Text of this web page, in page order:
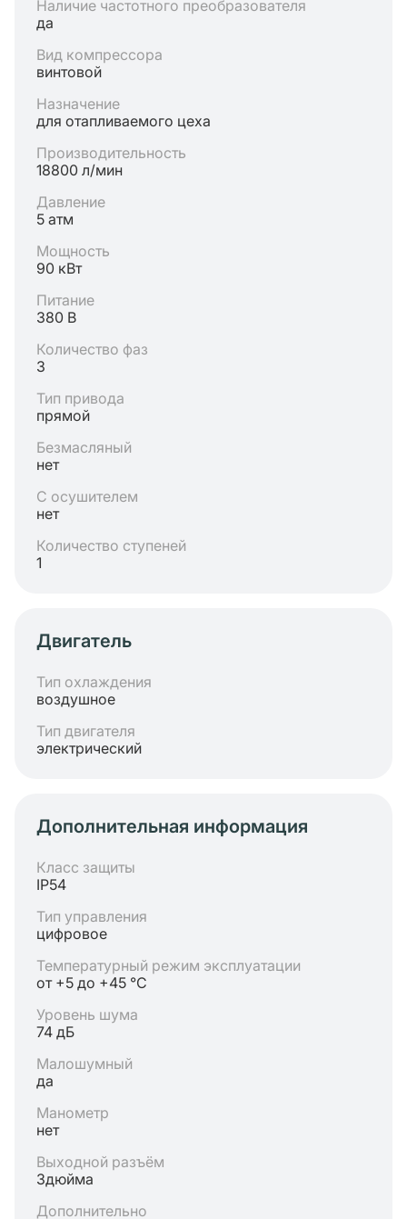
Наличие частотного преобразователя
да
Вид компрессора
винтовой
Назначение
для отапливаемого цеха
Производительность
18800 л/мин
Давление
5 атм
Мощность
90 кВт
Питание
380 В
Количество фаз
3
Тип привода
прямой
Безмасляный
нет
С осушителем
нет
Количество ступеней
1
Двигатель
Тип охлаждения
воздушное
Тип двигателя
электрический
Дополнительная информация
Класс защиты
IP54
Тип управления
цифровое
Температурный режим эксплуатации
от +5 до +45 °C
Уровень шума
74 дБ
Малошумный
да
Манометр
нет
Выходной разъём
3дюйма
Дополнительно